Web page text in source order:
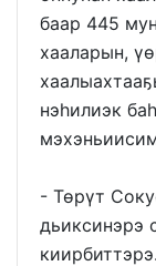
баар 445
хааларын,
нэһилиэк
- Төрүт
дьиксинэрэ